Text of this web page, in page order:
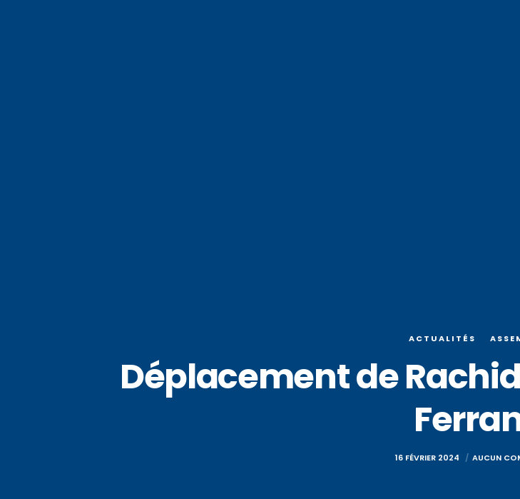
ACTUALITÉS
Déplacement de
16 FÉVRIER 2024 AUCUN